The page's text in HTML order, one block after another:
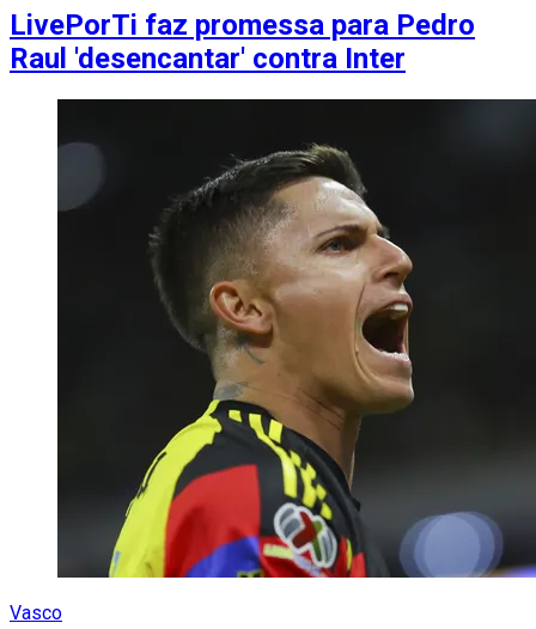
LivePorTi faz promessa para Pedro
Raul 'desencantar' contra Inter
Vasco